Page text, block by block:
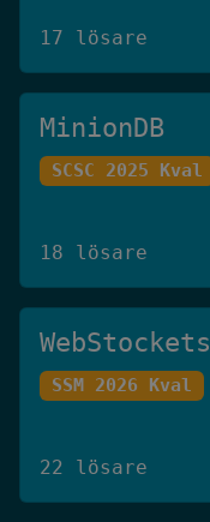
17 lösare
MinionDB
SCSC 2025 Kval
18 lösare
WebStockets
SSM 2026 Kval
22 lösare